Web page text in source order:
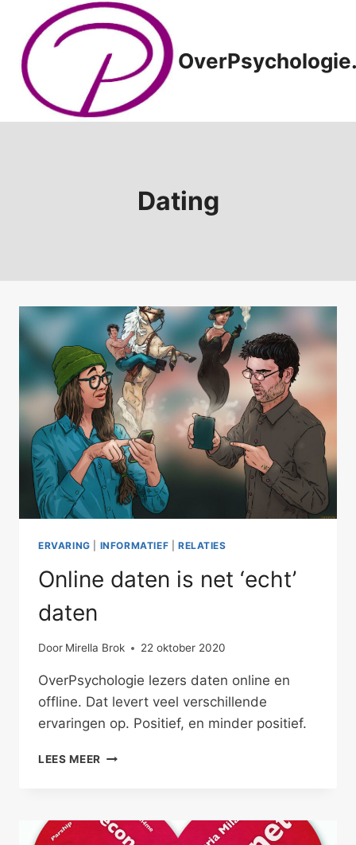
Doorgaan
inhoud
Dating
ERVARING INFORMATIEF RELATIES
Online daten is net ‘echt’
daten
Door Mirella Brok 22 oktober 2020
OverPsychologie lezers daten online en
offline. Dat levert veel verschillende
ervaringen op. Positief, en minder positief.
LEES MEER ONLINE
‘ECHT’
DATEN